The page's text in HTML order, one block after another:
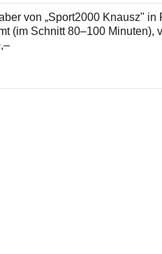
von „Sport2000 Knausz"
(im Schnitt 80–100